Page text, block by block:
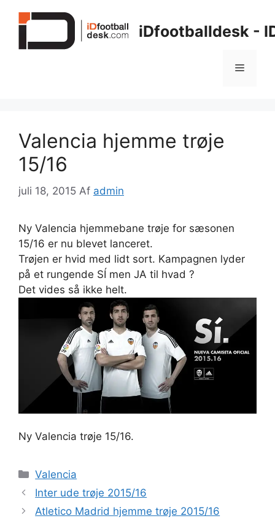
iDfootballdesk -
Menu
Valencia hjemme trøje
15/16
juli 18, 2015 Af admin
Ny Valencia hjemmebane trøje for sæsonen
15/16 er nu blevet lanceret.
Trøjen er hvid med lidt sort. Kampagnen lyder
på et rungende SÍ men JA til hvad ?
Det vides så ikke helt.
Ny Valencia trøje 15/16.
Kategorier
Valencia
Inter ude trøje 2015/16
Atletico Madrid hjemme trøje 2015/16